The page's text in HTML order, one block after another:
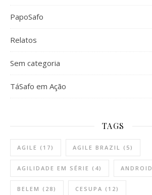
PapoSafo
Relatos
Sem categoria
TáSafo em Ação
TAGS
AGILE (17) AGILE BRAZIL (5)
AGILIDADE EM SÉRIE (4) ANDROID
BELEM (28) CESUPA (12)